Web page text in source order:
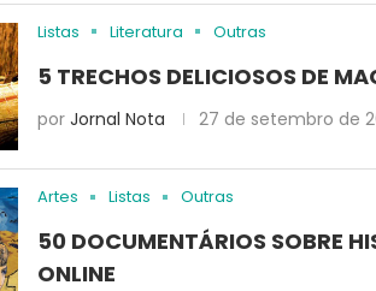
Listas Literatura Outras
5 TRECHOS DELICIOSOS DE
por Jornal Nota 27 de setembro de
Artes Listas Outras
50 DOCUMENTÁRIOS SOBRE
ONLINE